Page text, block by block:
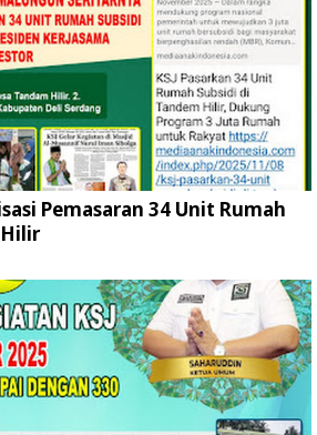
Pemasaran 34 Unit Rumah